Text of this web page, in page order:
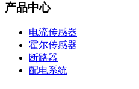
产品中心
电流传感器
霍尔传感器
断路器
配电系统